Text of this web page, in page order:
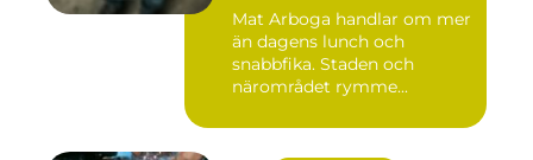
Mat Arboga handlar om mer
än dagens lunch och
snabbfika. Staden och
närområdet rymme...